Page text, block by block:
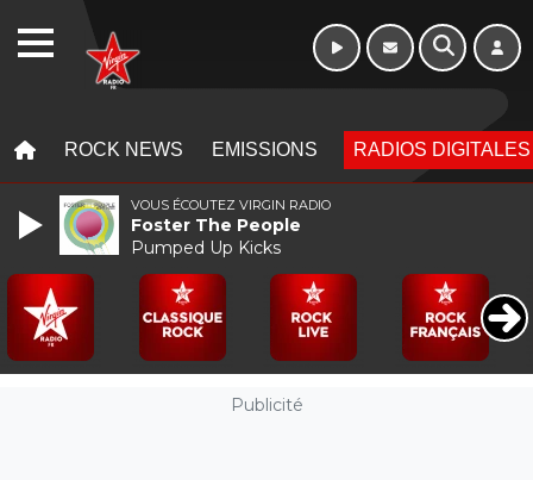
ROCK NEWS EMISSIONS RADIOS DIGITALES
Publicité
VOUS ÉCOUTEZ VIRGIN RADIO
Foster The People
Pumped Up Kicks
WEBRADIO